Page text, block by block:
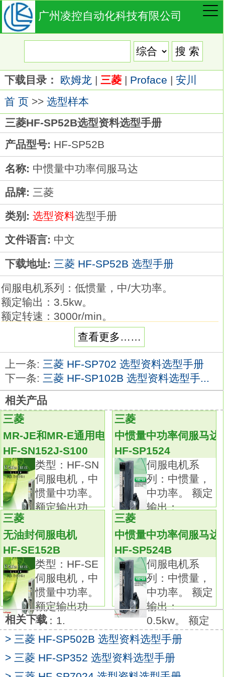
广州凌控自动化科技有限公司
下载目录： 欧姆龙 | 三菱| Proface | 安川
首 页>> 选型样本
三菱HF-SP52B选型资料选型手册
产品型号: HF-SP52B
名称: 中惯量中功率伺服马达
品牌: 三菱
类别: 选型资料选型手册
文件语言: 中文
下载地址: 三菱 HF-SP52B 选型手册
伺服电机系列：低惯量，中/大功率。
额定输出：3.5kw。
额定转速：3000r/min。
电磁制动器：无。
轴端规格：标准（直轴）。
电压：400V级。
特点：低惯量适用于高速/高加减速运行场合。
IP等级：IP67。
应用示例：
1、食品加工机械。
2、印刷机。
3、注塑机（11KW，15KW）HF-SP52B
4、大型冲压机（11KW，15KW）。
HF-SP/HF-JP 系列伺服电机的防护等级为IP67
(轴贯通部份除外)。
低惯量中功率伺服电机(0.5kW～9kW)，最大转
速: 6000r/min (额定转速: 3000r/min)，
适用于进行高频率定位和加/减速的操作，特别
是食品加工机和印刷机。
低惯量大功率无冷却风扇伺服电机(11kW和
15kW)，最大转速: 3000r/min (额定转速:
1500r/min)。
由于采取了无冷却风扇设计使电机结构更加紧
凑，通过使用电源接头减少了接线
(与同功率的HF-LP系列伺服电机相比，体积减
小了约46%，重量减轻了约34%)，
适用于进行高频率定位和加/减速的操作，特别
是注塑机和大型压力机。
查看更多……
上一条: 三菱 HF-SP702 选型资料选型手册
下一条: 三菱 HF-SP102B 选型资料选型手...
相关产品
三菱
MR-JE和MR-E通用电机
HF-SN152J-S100
类型：HF-SN
伺服电机，中
惯量中功率。
额定输出功
三菱
中惯量中功率伺服马达
HF-SP1524
伺服电机系
列：中惯量，
中功率。 额定
输出：
三菱
无油封伺服电机
HF-SE152B
类型：HF-SE
伺服电机，中
惯量中功率。
额定输出功
率：1.
三菱
中惯量中功率伺服马达
HF-SP524B
伺服电机系
列：中惯量，
中功率。 额定
输出：
0.5kw。 额定
相关下载
> 三菱 HF-SP502B 选型资料选型手册
> 三菱 HF-SP352 选型资料选型手册